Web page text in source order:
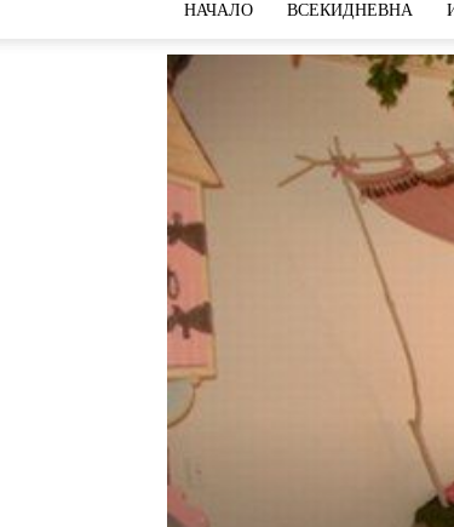
НАЧАЛО ВСЕКИДНЕВНА